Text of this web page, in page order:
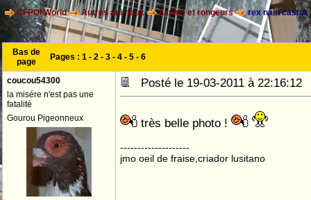
CFPOI World Autres animaux Lapins et rongeurs rex nain castor
Bas de
page
Pages : 1 - 2 - 3 - 4 - 5 - 6
coucou54300
la misére n'est pas une
fatalité
Gourou Pigeonneux
Posté le 19-03-2011 à
très belle photo !
--------------------
jmo oeil de fraise,criador lusitano